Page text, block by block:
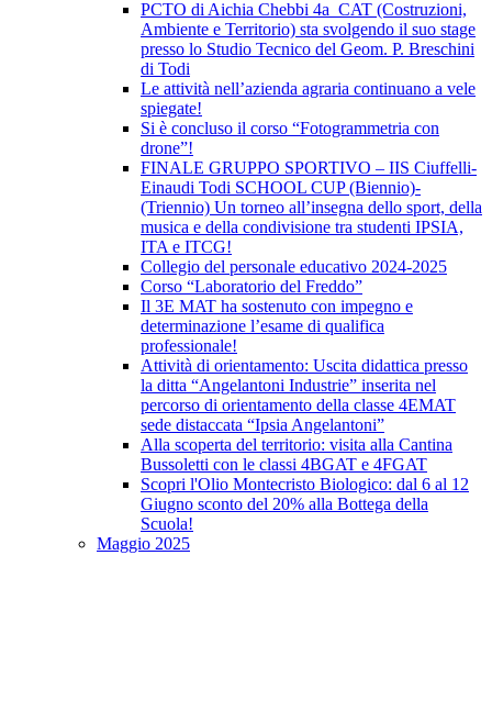
PCTO di Aichia Chebbi 4a_CAT (Costruzioni,
Ambiente e Territorio) sta svolgendo il suo stage
presso lo Studio Tecnico del Geom. P. Breschini
di Todi
Le attività nell’azienda agraria continuano a vele
spiegate!
Si è concluso il corso “Fotogrammetria con
drone”!
FINALE GRUPPO SPORTIVO – IIS Ciuffelli-
Einaudi Todi SCHOOL CUP (Biennio)-
(Triennio) Un torneo all’insegna dello sport, della
musica e della condivisione tra studenti IPSIA,
ITA e ITCG!
Collegio del personale educativo 2024-2025
Corso “Laboratorio del Freddo”
Il 3E MAT ha sostenuto con impegno e
determinazione l’esame di qualifica
professionale!
Attività di orientamento: Uscita didattica presso
la ditta “Angelantoni Industrie” inserita nel
percorso di orientamento della classe 4EMAT
sede distaccata “Ipsia Angelantoni”
Alla scoperta del territorio: visita alla Cantina
Bussoletti con le classi 4BGAT e 4FGAT
Scopri l'Olio Montecristo Biologico: dal 6 al 12
Giugno sconto del 20% alla Bottega della
Scuola!
Maggio 2025